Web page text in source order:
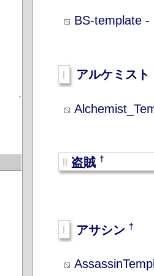
↑
BS-template -
アルケミスト
盗賊 †
アサシン †